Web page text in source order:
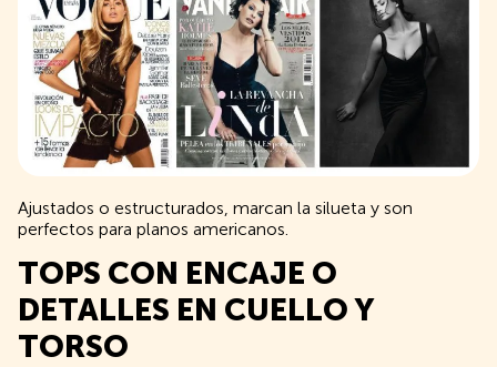
Ajustados o estructurados, marcan la silueta y son
perfectos para planos americanos.
TOPS CON ENCAJE O
DETALLES EN CUELLO Y
TORSO